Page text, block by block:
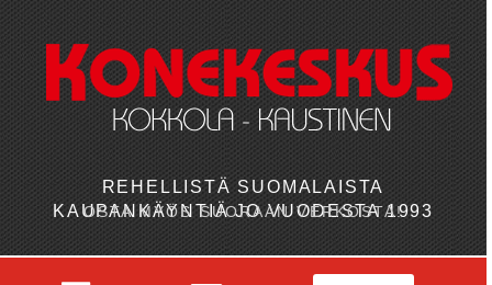
REHELLISTÄ SUOMALAISTA
KAUPANKÄYNTIÄ JO VUODESTA 1993
OSTA MYÖS SUORAAN VERKOSTA!